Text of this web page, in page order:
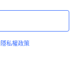
隱私權政策